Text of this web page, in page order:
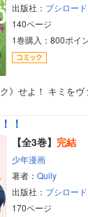
出版社： ブシロー
140ページ
1巻購入：800ポイ
》せよ！ キミを
！
【全3巻】 完結
少年漫画
著者： Quily
出版社： ブシロー
170ページ